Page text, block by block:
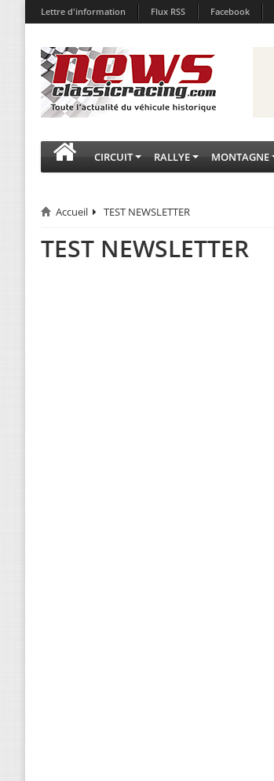
Lettre d'information Flux RSS Facebook
CIRCUIT RALLYE MONTAGNE
Accueil TEST NEWSLETTER
TEST NEWSLETTER